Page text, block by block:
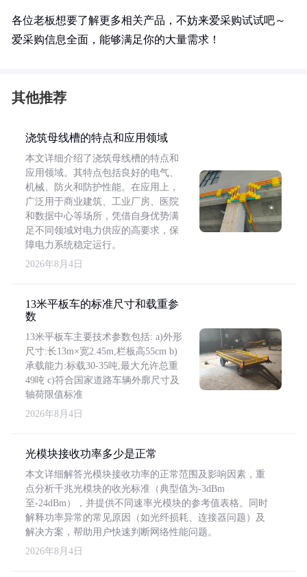
各位老板想要了解更多相关产品，不妨来爱采购试试吧～
爱采购信息全面，能够满足你的大量需求！
其他推荐
浇筑母线槽的特点和应用领域
本文详细介绍了浇筑母线槽的特点和
应用领域。其特点包括良好的电气、
机械、防火和防护性能。在应用上，
广泛用于商业建筑、工业厂房、医院
和数据中心等场所，凭借自身优势满
足不同领域对电力供应的高要求，保
障电力系统稳定运行。
2026年8月4日
13米平板车的标准尺寸和载重参
数
13米平板车主要技术参数包括: a)外形
尺寸:长13m×宽2.45m,栏板高55cm b)
承载能力:标载30-35吨,最大允许总重
49吨 c)符合国家道路车辆外廓尺寸及
轴荷限值标准
2026年8月4日
光模块接收功率多少是正常
本文详细解答光模块接收功率的正常范围及影响因素，重
点分析千兆光模块的收光标准（典型值为-3dBm
至-24dBm），并提供不同速率光模块的参考值表格。同时
解释功率异常的常见原因（如光纤损耗、连接器问题）及
解决方案，帮助用户快速判断网络性能问题。
2026年8月4日